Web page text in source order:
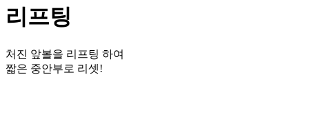
리프팅
처진 앞볼을 리프팅 하여
짧은 중안부로 리셋!